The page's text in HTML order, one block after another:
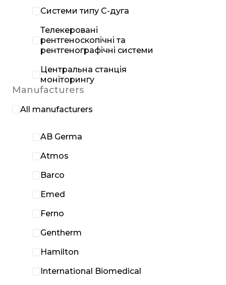
Системи типу С-дуга
Телекеровані
рентгеноскопічні та
рентгенографічні системи
Центральна станція
моніторингу
Manufacturers
All manufacturers
AB Germa
Atmos
Barco
Emed
Ferno
Gentherm
Hamilton
International Biomedical